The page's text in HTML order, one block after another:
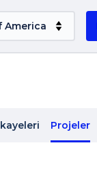
Projeler